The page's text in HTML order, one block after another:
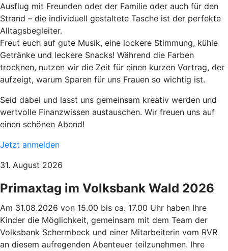
Ausflug mit Freunden oder der Familie oder auch für den
Strand – die individuell gestaltete Tasche ist der perfekte
Alltagsbegleiter.
Freut euch auf gute Musik, eine lockere Stimmung, kühle
Getränke und leckere Snacks! Während die Farben
trocknen, nutzen wir die Zeit für einen kurzen Vortrag, der
aufzeigt, warum Sparen für uns Frauen so wichtig ist.
Seid dabei und lasst uns gemeinsam kreativ werden und
wertvolle Finanzwissen austauschen. Wir freuen uns auf
einen schönen Abend!
Jetzt anmelden
31. August 2026
Primaxtag im Volksbank Wald 2026
Am 31.08.2026 von 15.00 bis ca. 17.00 Uhr haben Ihre
Kinder die Möglichkeit, gemeinsam mit dem Team der
Volksbank Schermbeck und einer Mitarbeiterin vom RVR
an diesem aufregenden Abenteuer teilzunehmen. Ihre